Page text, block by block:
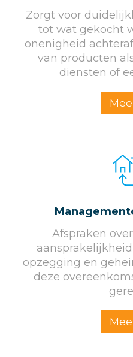
Zorgt voor
tot wat gekocht
onenigheid
van producten
diensten of
Afspraken
opzegging en
deze